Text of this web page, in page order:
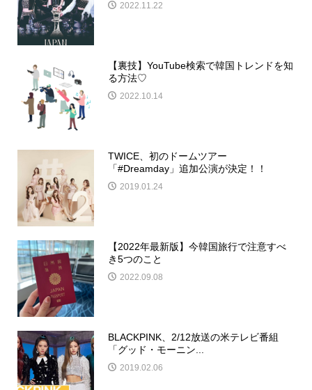
2022.11.22
【裏技】YouTube検索で韓国トレンドを知
る方法♡
2022.10.14
TWICE、初のドームツアー
「#Dreamday」追加公演が決定！！
2019.01.24
【2022年最新版】今韓国旅行で注意すべ
き5つのこと
2022.09.08
BLACKPINK、2/12放送の米テレビ番組
「グッド・モーニン...
2019.02.06